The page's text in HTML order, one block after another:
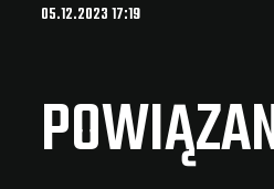
05.12.2023 17:19